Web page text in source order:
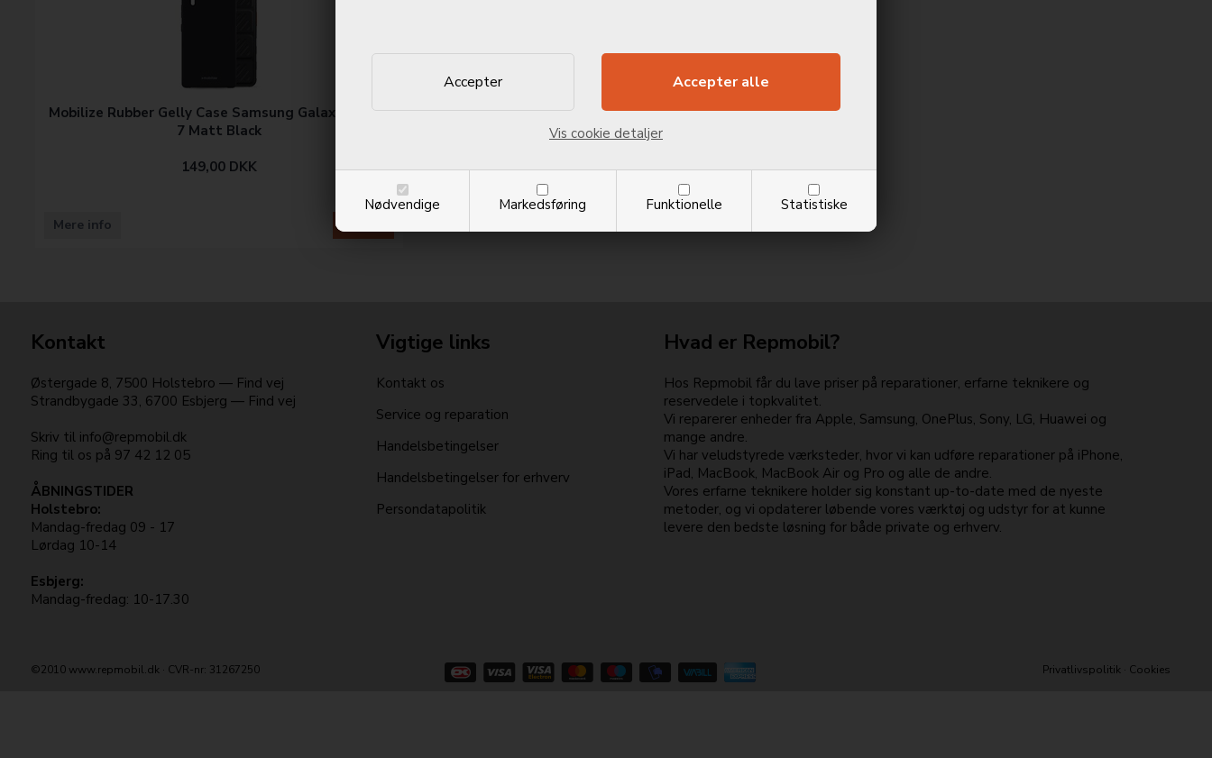
Nødvendige Markedsføring Funktionelle Statistiske
Vis cookie detaljer
Mobilize Rubber Gelly Case Samsung Galaxy Xcover
7 Matt Black
149,00 DKK
Mere info
Kontakt
Østergade 8, 7500 Holstebro — Find vej
Strandbygade 33, 6700 Esbjerg — Find vej
Skriv til info@repmobil.dk
Ring til os på 97 42 12 05
ÅBNINGSTIDER
Holstebro:
Mandag-fredag 09 - 17
Lørdag 10-14
Esbjerg:
Mandag-fredag: 10-17.30
Vigtige links
Kontakt os
Service og reparation
Handelsbetingelser
Handelsbetingelser for erhverv
Persondatapolitik
Hvad er Repmobil?
Hos Repmobil får du lave priser på reparationer, erfarne teknikere og
reservedele i topkvalitet.
Vi reparerer enheder fra Apple, Samsung, OnePlus, Sony, LG, Huawei og
mange andre.
Vi har veludstyrede værksteder, hvor vi kan udføre reparationer på iPhone,
iPad, MacBook, MacBook Air og Pro og alle de andre.
Vores erfarne teknikere holder sig konstant up-to-date med de nyeste
metoder, og vi opdaterer løbende vores værktøj og udstyr for at kunne
levere den bedste løsning for både private og erhverv.
©2010 www.repmobil.dk · CVR-nr: 31267250 Privatlivspolitik· Cookies